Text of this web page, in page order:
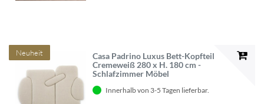
Neuheit
Casa Padrino Luxus Bett-Kopfteil
Cremeweiß 280 x H. 180 cm -
Schlafzimmer Möbel
Innerhalb von 3-5 Tagen lieferbar.